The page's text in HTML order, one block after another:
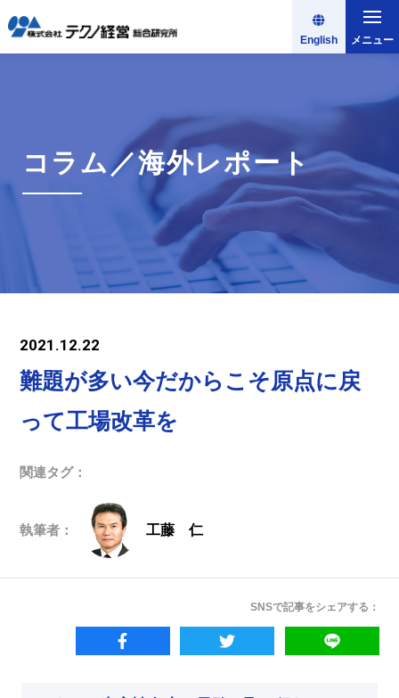
English メニュー
コラム／海外レポート
2021.12.22
難題が多い今だからこそ原点に戻
って工場改革を
関連タグ：
執筆者： 工藤 仁
SNSで記事をシェアする：